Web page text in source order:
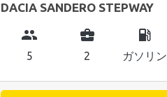
DACIA SANDERO STEPWAY
group
5
business_center
2
local_gas_station
ガソリン